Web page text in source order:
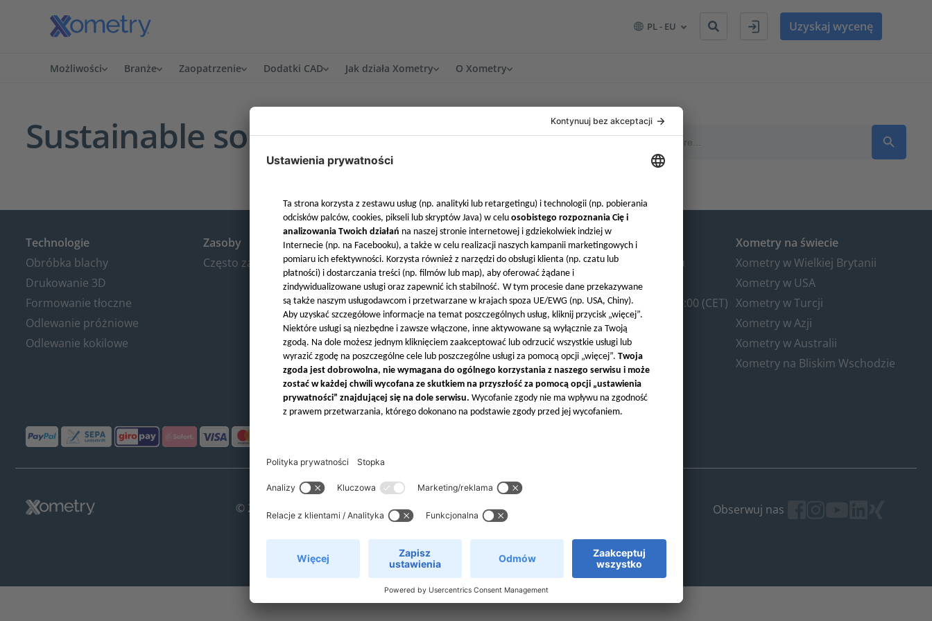
PL - EU Uzyskaj wycenę
Możliwości Branże Zaopatrzenie Dodatki CAD Jak działa Xometry O Xometry
Sustainable source Search
for:
Search Button
Technologie
Obróbka blachy
Drukowanie 3D
Formowanie tłoczne
Odlewanie próżniowe
Odlewanie kokilowe
Zasoby
Często zadawane pytania
O nas
Gwarancja jakości
Międzynarodowe przesyłki
Zasady i warunki współpracy
Warunki uczestnictwa w
Programie Nagród Xometry
Polityka ochrony danych
Ustawienia prywatności
Kontakt w Europie
E-mail: info@xometry.eu
Tel: +49 893 803 4818
Godziny pracy: 8:00 – 18:00 (CET)
Xometry na świecie
Xometry w Wielkiej Brytanii
Xometry w USA
Xometry w Turcji
Xometry w Azji
Xometry w Australii
Xometry na Bliskim Wschodzie
© 2018-2026, Xometry Europe GmbH Obserwuj nas